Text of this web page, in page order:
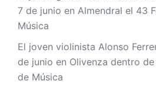
7 de junio en Almendral el 43
Música
El joven violinista Alonso
de junio en Olivenza dentro
de Música